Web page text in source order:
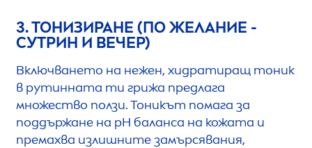
3. ТОНИЗИРАНЕ (ПО ЖЕЛАНИЕ -
СУТРИН И ВЕЧЕР)
Включването на нежен, хидратиращ тоник
в рутинната ти грижа предлага
множество ползи. Тоникът помага за
поддържане на pH баланса на кожата и
премахва излишните замърсявания,